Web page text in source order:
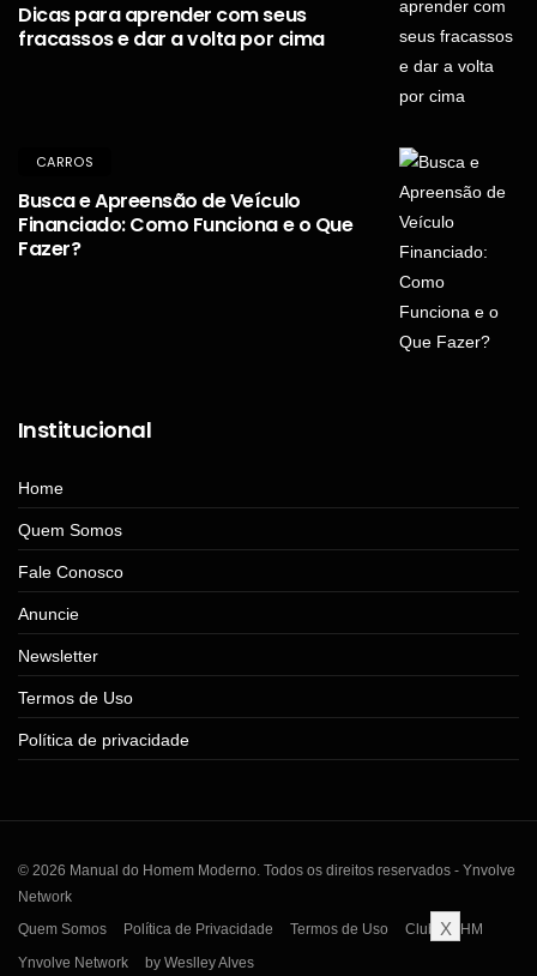
Dicas para aprender com seus
fracassos e dar a volta por cima
CARROS
Busca e Apreensão de Veículo
Financiado: Como Funciona e o Que
Fazer?
Institucional
Home
Quem Somos
Fale Conosco
Anuncie
Newsletter
Termos de Uso
Política de privacidade
© 2026 Manual do Homem Moderno. Todos os direitos reservados - Ynvolve
Network
Quem Somos
Política de Privacidade Termos de Uso
Clube MHM
Ynvolve Network
by Weslley Alves
X